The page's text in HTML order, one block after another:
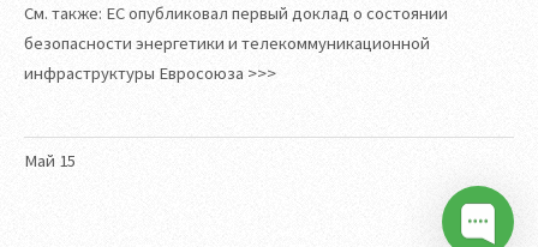
Май 15
См. также: ЕС опубликовал первый доклад о состоянии
безопасности энергетики и телекоммуникационной
инфраструктуры Евросоюза >>>